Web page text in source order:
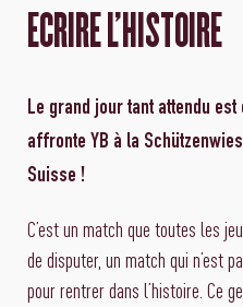
ECRIRE L'HISTOIRE
Le grand jour tant attendu
affronte YB à la
Suisse !
C’est un match que toutes les
de disputer, un match qui n’est
pour rentrer dans l’histoire. Ce